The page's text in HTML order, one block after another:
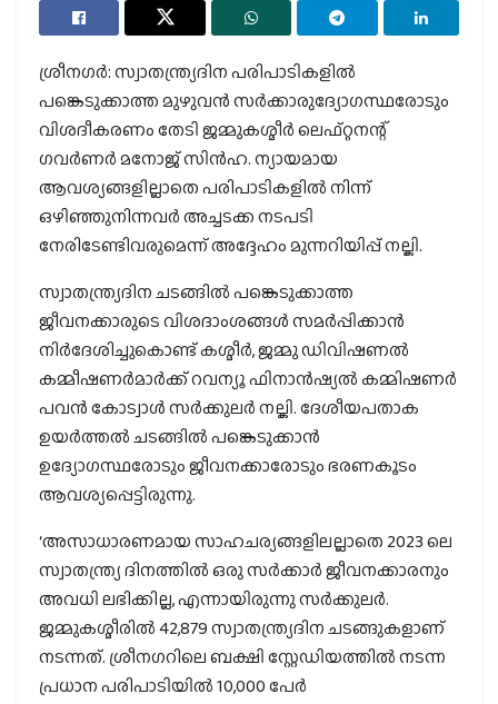
ശ്രീനഗര്‍: സ്വാതന്ത്ര്യദിന പരിപാടികളില്‍
പങ്കെടുക്കാത്ത മുഴുവന്‍ സര്‍ക്കാരുദ്യോഗസ്ഥരോടും
വിശദീകരണം തേടി ജമ്മുകശ്മീര്‍ ലെഫ്റ്റനന്റ്
ഗവര്‍ണര്‍ മനോജ് സിന്‍ഹ. ന്യായമായ
ആവശ്യങ്ങളില്ലാതെ പരിപാടികളില്‍ നിന്ന്
ഒഴിഞ്ഞുനിന്നവര്‍ അച്ചടക്ക നടപടി
നേരിടേണ്ടിവരുമെന്ന് അദ്ദേഹം മുന്നറിയിപ്പ് നല്കി.
സ്വാതന്ത്ര്യദിന ചടങ്ങില്‍ പങ്കെടുക്കാത്ത
ജീവനക്കാരുടെ വിശദാംശങ്ങള്‍ സമര്‍പ്പിക്കാന്‍
നിര്‍ദേശിച്ചുകൊണ്ട് കശ്മീര്‍, ജമ്മു ഡിവിഷണല്‍
കമ്മീഷണര്‍മാര്‍ക്ക് റവന്യൂ ഫിനാന്‍ഷ്യല്‍ കമ്മിഷണര്‍
പവന്‍ കോട്വാള്‍ സര്‍ക്കുലര്‍ നല്കി. ദേശീയപതാക
ഉയര്‍ത്തല്‍ ചടങ്ങില്‍ പങ്കെടുക്കാന്‍
ഉദ്യോഗസ്ഥരോടും ജീവനക്കാരോടും ഭരണകൂടം
ആവശ്യപ്പെട്ടിരുന്നു.
‘അസാധാരണമായ സാഹചര്യങ്ങളിലല്ലാതെ 2023 ലെ
സ്വാതന്ത്ര്യ ദിനത്തില്‍ ഒരു സര്‍ക്കാര്‍ ജീവനക്കാരനും
അവധി ലഭിക്കില്ല, എന്നായിരുന്നു സര്‍ക്കുലര്‍.
ജമ്മുകശ്മീരില്‍ 42,879 സ്വാതന്ത്ര്യദിന ചടങ്ങുകളാണ്
നടന്നത്. ശ്രീനഗറിലെ ബക്ഷി സ്റ്റേഡിയത്തില്‍ നടന്ന
പ്രധാന പരിപാടിയില്‍ 10,000 പേര്‍